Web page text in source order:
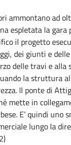
ammontano ad
espletata la gara
il progetto
dei giunti e
delle travi e alla
la struttura
Il ponte di
mette in
E’ quindi uno
lungo la